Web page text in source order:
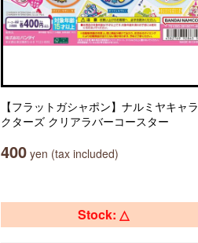
【フラットガシャポン】ナルミヤキャラ
クターズ クリアラバーコースター
400 yen (tax included)
Stock: △